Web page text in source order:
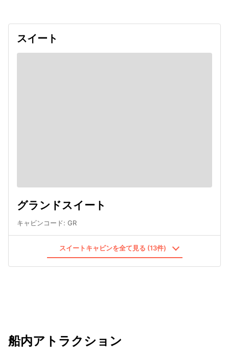
スイート
グランドスイート
キャビンコード: GR
スイートキャビンを全て見る (13件)
船内アトラクション